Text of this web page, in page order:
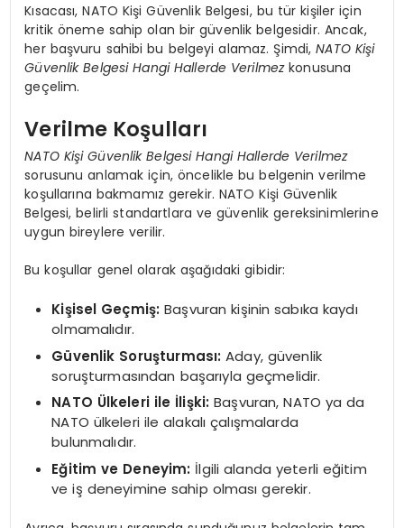
Kısacası, NATO Kişi Güvenlik Belgesi, bu tür kişiler için
kritik öneme sahip olan bir güvenlik belgesidir. Ancak,
her başvuru sahibi bu belgeyi alamaz. Şimdi,NATO Kişi
Güvenlik Belgesi Hangi Hallerde Verilmezkonusuna
geçelim.
Verilme Koşulları
NATO Kişi Güvenlik Belgesi Hangi Hallerde Verilmez
sorusunu anlamak için, öncelikle bu belgenin verilme
koşullarına bakmamız gerekir. NATO Kişi Güvenlik
Belgesi, belirli standartlara ve güvenlik gereksinimlerine
uygun bireylere verilir.
Bu koşullar genel olarak aşağıdaki gibidir:
Kişisel Geçmiş: Başvuran kişinin sabıka kaydı
olmamalıdır.
Güvenlik Soruşturması: Aday, güvenlik
soruşturmasından başarıyla geçmelidir.
NATO Ülkeleri ile İlişki: Başvuran, NATO ya da
NATO ülkeleri ile alakalı çalışmalarda
bulunmalıdır.
Eğitim ve Deneyim: İlgili alanda yeterli eğitim
ve iş deneyimine sahip olması gerekir.